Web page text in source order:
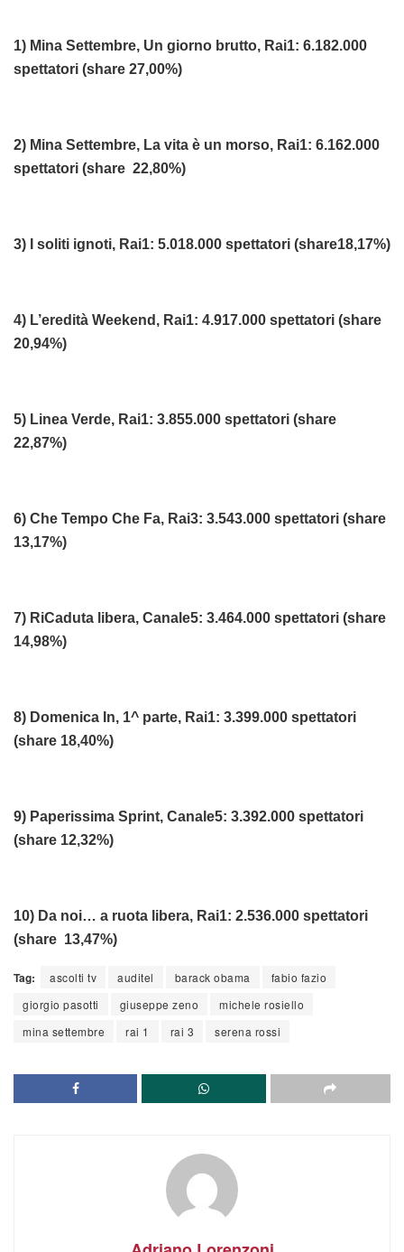
1) Mina Settembre, Un giorno brutto, Rai1: 6.182.000
spettatori (share 27,00%)
2) Mina Settembre, La vita è un morso, Rai1: 6.162.000
spettatori (share 22,80%)
3) I soliti ignoti, Rai1: 5.018.000 spettatori (share18,17%)
4) L’eredità Weekend, Rai1: 4.917.000 spettatori (share
20,94%)
5) Linea Verde, Rai1: 3.855.000 spettatori (share
22,87%)
6) Che Tempo Che Fa, Rai3: 3.543.000 spettatori (share
13,17%)
7) RiCaduta libera, Canale5: 3.464.000 spettatori (share
14,98%)
8) Domenica In, 1^ parte, Rai1: 3.399.000 spettatori
(share 18,40%)
9) Paperissima Sprint, Canale5: 3.392.000 spettatori
(share 12,32%)
10) Da noi… a ruota libera, Rai1: 2.536.000 spettatori
(share 13,47%)
Tag: ascolti tv auditel barack obama
fabio fazio
giorgio pasotti
giuseppe zeno
michele rosiello
mina settembre
rai 1 rai 3 serena rossi